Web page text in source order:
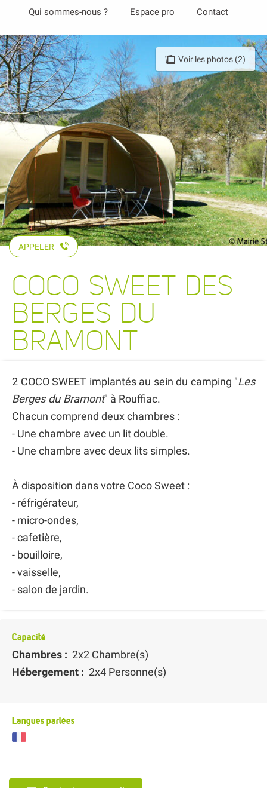
contenu
principal
Qui sommes-nous ? Espace pro Contact
Voir les photos (2)
APPELER
COCO SWEET DES
BERGES DU
BRAMONT
2 COCO SWEET implantés au sein du camping "Les
Berges du Bramont" à Rouffiac.
Chacun comprend deux chambres :
- Une chambre avec un lit double.
- Une chambre avec deux lits simples.
À disposition dans votre Coco Sweet :
- réfrigérateur,
- micro-ondes,
- cafetière,
- bouilloire,
- vaisselle,
- salon de jardin.
Capacité
Chambres : 2x2 Chambre(s)
Hébergement : 2x4 Personne(s)
Langues parlées